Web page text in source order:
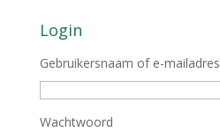
Login
Gebruikersnaam of e-mailadres
Wachtwoord